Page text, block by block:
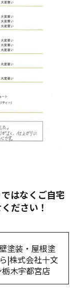
はなくご自宅
ださい！
塗装・屋根塗
|株式会社十文
木宇都宮店